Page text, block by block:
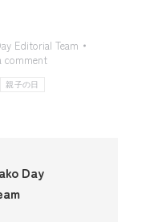
Editorial Team
comment
親子の日
Day